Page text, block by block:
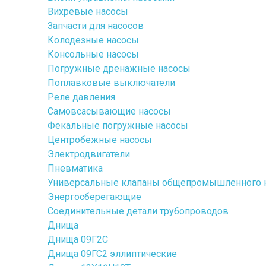
Вихревые насосы
Запчасти для насосов
Колодезные насосы
Консольные насосы
Погружные дренажные насосы
Поплавковые выключатели
Реле давления
Самовсасывающие насосы
Фекальные погружные насосы
Центробежные насосы
Электродвигатели
Пневматика
Универсальные клапаны общепромышленного
Энергосберегающие
Соединительные детали трубопроводов
Днища
Днища 09Г2С
Днища 09ГС2 эллиптические